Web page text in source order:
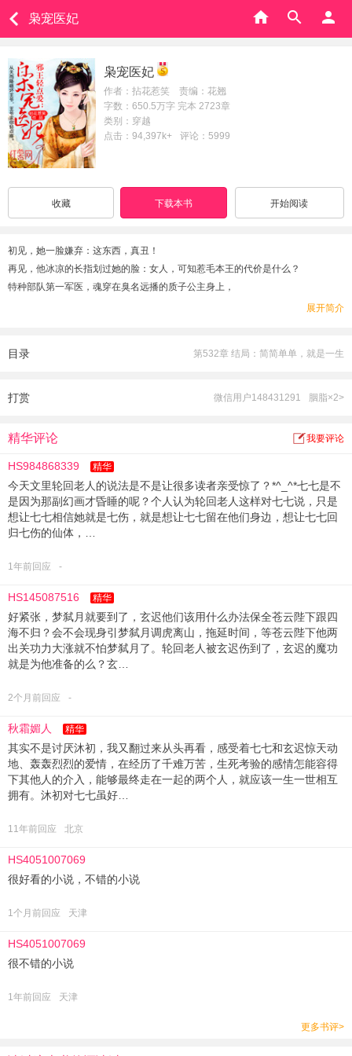
枭宠医妃
枭宠医妃
作者：拈花惹笑 责编：花翘
字数：650.5万字 完本 2723章
类别：穿越
点击：94,397k+
评论：5999
收藏 下载本书 开始阅读
初见，她一脸嫌弃：这东西，真丑！
再见，他冰凉的长指划过她的脸：女人，可知惹毛本王的代价是什么？
特种部队第一军医，魂穿在臭名远播的质子公主身上，
展开简介
目录 第532章 结局：简简单单，就是一生
打赏 微信用户148431291 胭脂×2>
精华评论 我要评论
HS984868339 精华
今天文里轮回老人的说法是不是让很多读者亲受惊了？*^_^*七七是不
是因为那副幻画才昏睡的呢？个人认为轮回老人这样对七七说，只是
想让七七相信她就是七伤，就是想让七七留在他们身边，想让七七回
归七伤的仙体，…
1年前回应 -
HS145087516 精华
好紧张，梦弑月就要到了，玄迟他们该用什么办法保全苍云陛下跟四
海不归？会不会现身引梦弑月调虎离山，拖延时间，等苍云陛下他两
出关功力大涨就不怕梦弑月了。轮回老人被玄迟伤到了，玄迟的魔功
就是为他准备的么？玄…
2个月前回应 -
秋霜媚人 精华
其实不是讨厌沐初，我又翻过来从头再看，感受着七七和玄迟惊天动
地、轰轰烈烈的爱情，在经历了千难万苦，生死考验的感情怎能容得
下其他人的介入，能够最终走在一起的两个人，就应该一生一世相互
拥有。沐初对七七虽好…
11年前回应 北京
HS4051007069
很好看的小说，不错的小说
1个月前回应 天津
HS4051007069
很不错的小说
1年前回应 天津
更多书评>